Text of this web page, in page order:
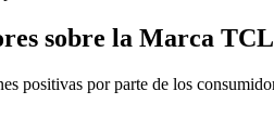
sobre la Marca TCL
positivas por parte de los